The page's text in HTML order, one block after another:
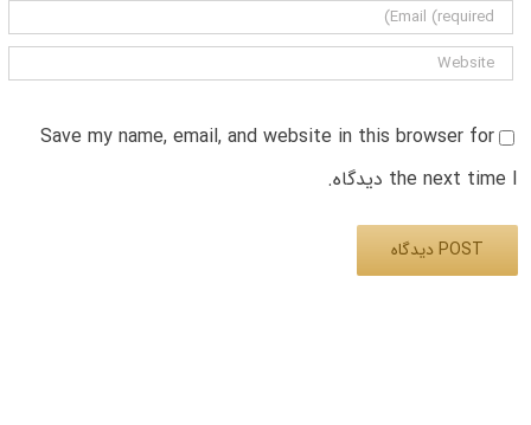
Save my name, email, and website in this browser for
the next time I دیدگاه.